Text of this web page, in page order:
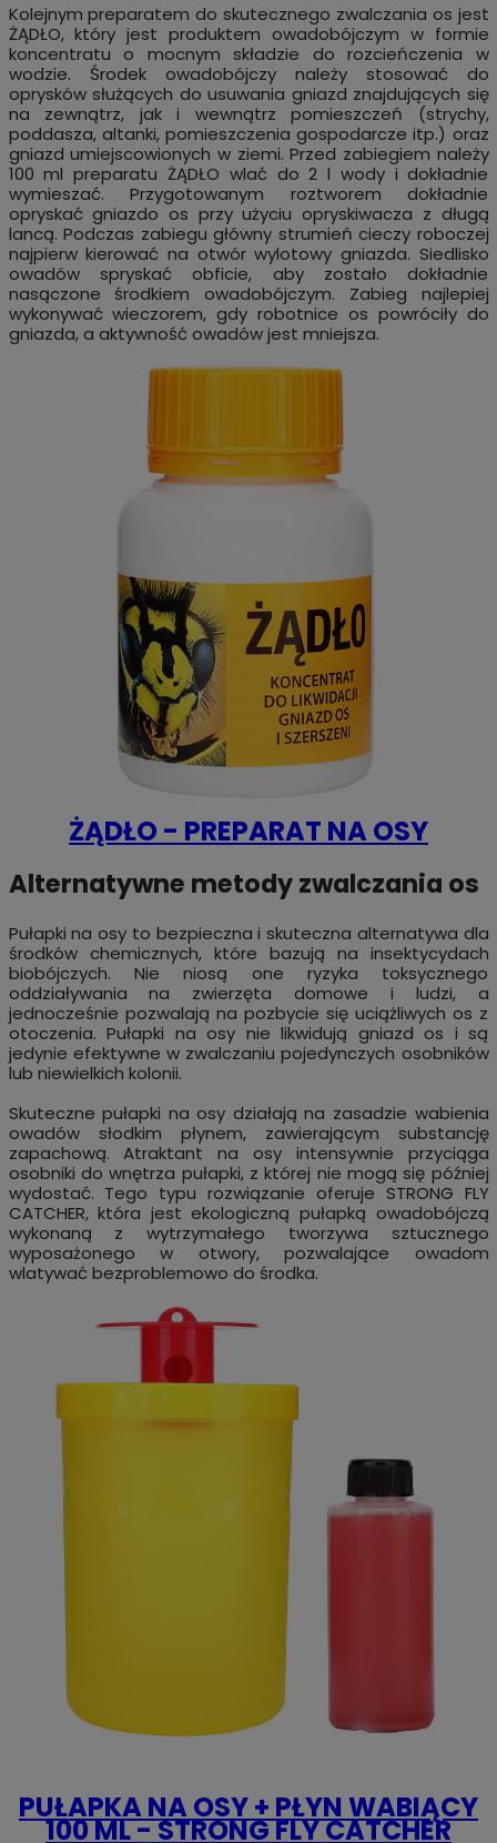
Kolejnym preparatem do skutecznego zwalczania os jest
ŻĄDŁO, który jest produktem owadobójczym w formie
koncentratu o mocnym składzie do rozcieńczenia w
wodzie. Środek owadobójczy należy stosować do
oprysków służących do usuwania gniazd znajdujących się
na zewnątrz, jak i wewnątrz pomieszczeń (strychy,
poddasza, altanki, pomieszczenia gospodarcze itp.) oraz
gniazd umiejscowionych w ziemi. Przed zabiegiem należy
100 ml preparatu ŻĄDŁO wlać do 2 l wody i dokładnie
wymieszać. Przygotowanym roztworem dokładnie
opryskać gniazdo os przy użyciu opryskiwacza z długą
lancą. Podczas zabiegu główny strumień cieczy roboczej
najpierw kierować na otwór wylotowy gniazda. Siedlisko
owadów spryskać obficie, aby zostało dokładnie
nasączone środkiem owadobójczym. Zabieg najlepiej
wykonywać wieczorem, gdy robotnice os powróciły do
gniazda, a aktywność owadów jest mniejsza.
ŻĄDŁO - PREPARAT NA OSY
Alternatywne metody zwalczania os
Pułapki na osy to bezpieczna i skuteczna alternatywa dla
środków chemicznych, które bazują na insektycydach
biobójczych. Nie niosą one ryzyka toksycznego
oddziaływania na zwierzęta domowe i ludzi, a
jednocześnie pozwalają na pozbycie się uciążliwych os z
otoczenia. Pułapki na osy nie likwidują gniazd os i są
jedynie efektywne w zwalczaniu pojedynczych osobników
lub niewielkich kolonii.
Skuteczne pułapki na osy działają na zasadzie wabienia
owadów słodkim płynem, zawierającym substancję
zapachową. Atraktant na osy intensywnie przyciąga
osobniki do wnętrza pułapki, z której nie mogą się później
wydostać. Tego typu rozwiązanie oferuje STRONG FLY
CATCHER, która jest ekologiczną pułapką owadobójczą
wykonaną z wytrzymałego tworzywa sztucznego
wyposażonego w otwory, pozwalające owadom
wlatywać bezproblemowo do środka.
PUŁAPKA NA OSY + PŁYN WABIĄCY
100 ML - STRONG FLY CATCHER